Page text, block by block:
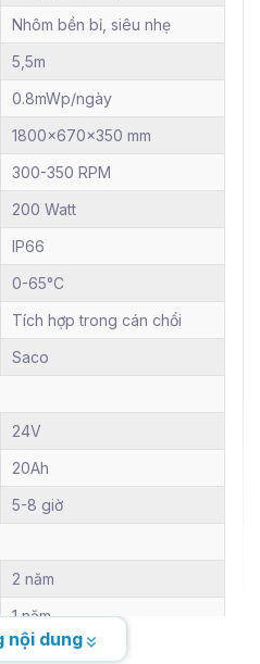
Nhôm bền bỉ, siêu nhẹ
5,5m
0.8mWp/ngày
1800x670x350 mm
300-350 RPM
200 Watt
IP66
0-65°C
Tích hợp trong cán chổi
Saco
24V
20Ah
5-8 giờ
2 năm
1 năm
Trọn đời
nội dung